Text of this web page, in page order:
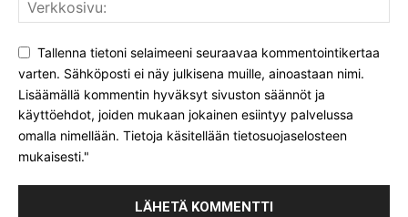
Tallenna tietoni selaimeeni seuraavaa kommentointikertaa
varten. Sähköposti ei näy julkisena muille, ainoastaan nimi.
Lisäämällä kommentin hyväksyt sivuston säännöt ja
käyttöehdot, joiden mukaan jokainen esiintyy palvelussa
omalla nimellään. Tietoja käsitellään tietosuojaselosteen
mukaisesti."